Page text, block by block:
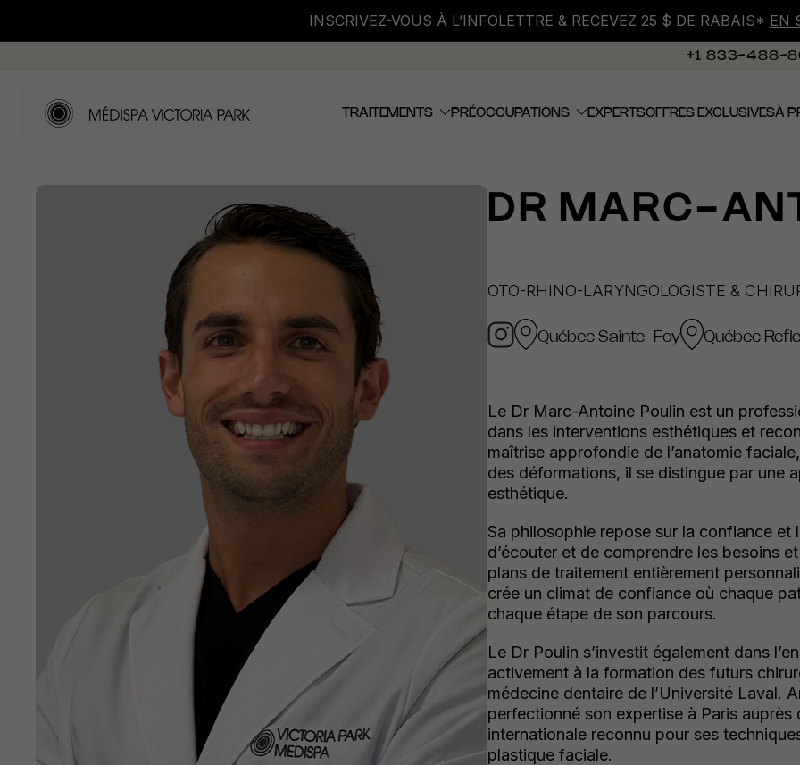
INSCRIVEZ-VOUS À L’INFOLETTRE & RECEVEZ 25 $ DE RABAIS* EN
+1 833-488-
TRAITEMENTS PRÉOCCUPATIONS EXPERTSOFFRES EXCLUSIVESÀ
DR MARC-
OTO-RHINO-LARYNGOLOGISTE &
Québec Sainte-Foy Québec
Le Dr Marc-Antoine Poulin est un
dans les interventions esthétiques et
maîtrise approfondie de l’anatomie
des déformations, il se distingue par une
esthétique.
Sa philosophie repose sur la confiance
d’écouter et de comprendre les besoins
plans de traitement entièrement
crée un climat de confiance où chaque
chaque étape de son parcours.
Le Dr Poulin s’investit également dans
activement à la formation des futurs
médecine dentaire de l’Université Laval.
perfectionné son expertise à Paris
internationale reconnu pour ses
plastique faciale.